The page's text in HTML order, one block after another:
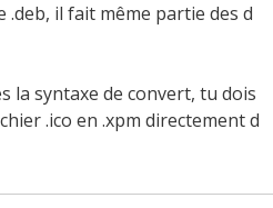
il fait même partie des d
la syntaxe de convert, tu dois
.ico en .xpm directement d